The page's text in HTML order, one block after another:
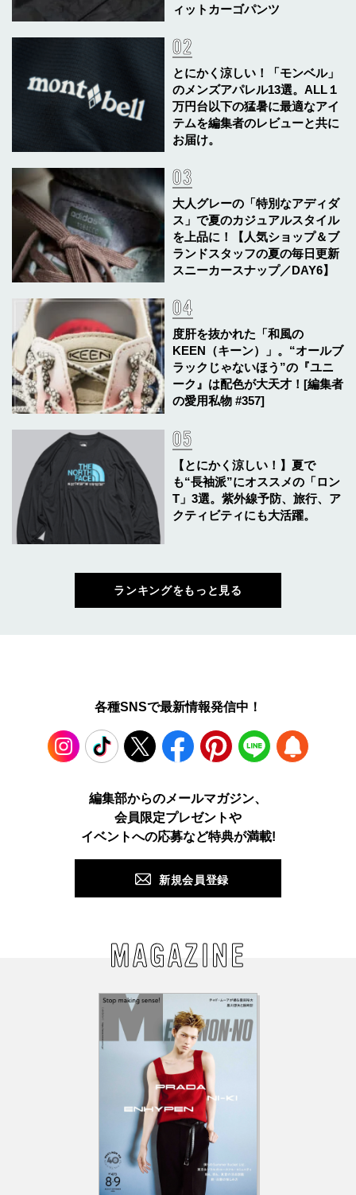
ィットカーゴパンツ
とにかく涼しい！「モンベル」
のメンズアパレル13選。ALL１
万円台以下の猛暑に最適なアイ
テムを編集者のレビューと共に
お届け。
大人グレーの「特別なアディダ
ス」で夏のカジュアルスタイル
を上品に！【人気ショップ＆ブ
ランドスタッフの夏の毎日更新
スニーカースナップ／DAY6】
度肝を抜かれた「和風の
KEEN（キーン）」。“オールブ
ラックじゃないほう”の『ユニ
ーク』は配色が大天才！[編集者
の愛用私物 #357]
【とにかく涼しい！】夏で
も“長袖派”にオススメの「ロン
T」3選。紫外線予防、旅行、ア
クティビティにも大活躍。
ランキングをもっと見る
各種SNSで最新情報発信中！
TikTok Facebook Pinterest LINE
編集部からのメールマガジン、
会員限定プレゼントや
イベントへの応募など特典が満載!
新規会員登録
MAGAZINE